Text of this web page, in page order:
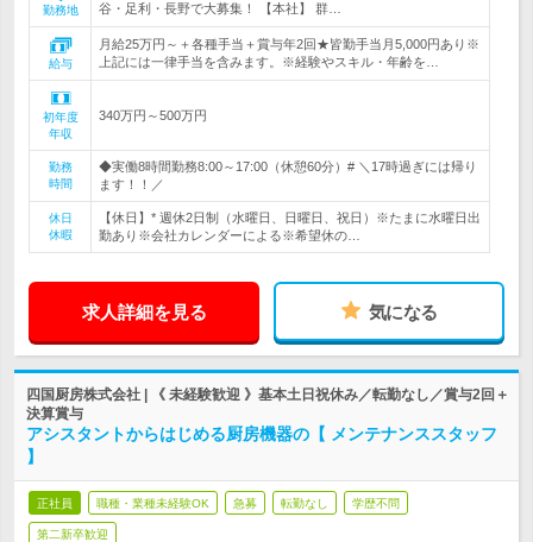
勤務地
谷・足利・長野で大募集！ 【本社】 群…
給与
月給25万円～＋各種手当＋賞与年2回★皆勤手当月5,000円あり※
上記には一律手当を含みます。※経験やスキル・年齢を…
初年度
年収
340万円～500万円
勤務
時間
◆実働8時間勤務8:00～17:00（休憩60分）# ＼17時過ぎには帰り
ます！！／
休日
休暇
【休日】* 週休2日制（水曜日、日曜日、祝日）※たまに水曜日出
勤あり※会社カレンダーによる※希望休の…
求人詳細を見る 気になる
四国厨房株式会社 | 《 未経験歓迎 》基本土日祝休み／転勤なし／賞与2回＋
決算賞与
アシスタントからはじめる厨房機器の【 メンテナンススタッフ
】
正社員 職種・業種未経験OK 急募 転勤なし 学歴不問
第二新卒歓迎